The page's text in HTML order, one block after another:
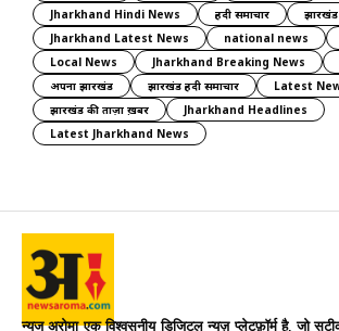
Jharkhand Hindi News
हिंदी समाचार
झारखंड
Jharkhand Latest News
national news
Local News
Jharkhand Breaking News
अपना झारखंड
झारखंड हिंदी समाचार
Latest
झारखंड की ताज़ा ख़बर
Jharkhand Headlines
Latest Jharkhand News
न्यूज अरोमा एक विश्वसनीय डिजिटल न्यूज़ प्लेटफ़ॉर्म है, जो